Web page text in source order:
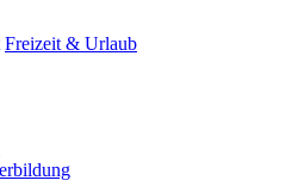
Freizeit & Urlaub